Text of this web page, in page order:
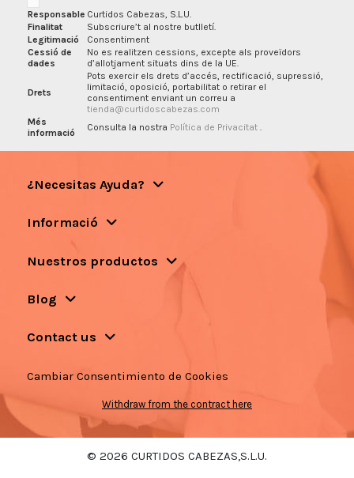
Responsable Curtidos Cabezas, S.L.U.
Finalitat
Subscriure’t al nostre butlletí.
Legitimació
Consentiment
Cessió de
dades
No es realitzen cessions, excepte als proveïdors
d’allotjament situats dins de la UE.
Drets
Pots exercir els drets d’accés, rectificació, supressió,
limitació, oposició, portabilitat o retirar el
consentiment enviant un correu a
tienda@curtidoscabezas.com
Més
informació
Consulta la nostra Política de Privacitat
¿Necesitas Ayuda?
Informació
Nuestros productos
Blog
Contact us
Cambiar Consentimiento de Cookies
Withdraw from the contract here
© 2026 CURTIDOS CABEZAS,S.L.U.